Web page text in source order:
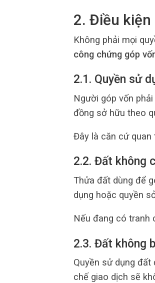
2. Điều kiện
Không phải mọi
công chứng góp
2.1. Quyền sử
Người góp vốn
đồng sở hữu theo
Đây là căn cứ quan
2.2. Đất không
Thửa đất dùng để
dụng hoặc quyền
Nếu đang có tranh
2.3. Đất không
Quyền sử dụng đất
chế giao dịch sẽ